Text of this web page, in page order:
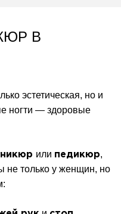
В
эстетическая, но и
ногти — здоровые
или педикюр,
не только у женщин, но